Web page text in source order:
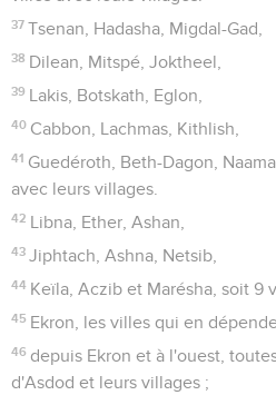
37 Tsenan, Hadasha, Migdal-Gad,
38 Dilean, Mitspé, Joktheel,
39 Lakis, Botskath, Eglon,
40 Cabbon, Lachmas, Kithlish,
41 Guedéroth, Beth-Dagon,
avec leurs villages.
42 Libna, Ether, Ashan,
43 Jiphtach, Ashna, Netsib,
44 Keïla, Aczib et Marésha, soit 9
45 Ekron, les villes qui en
46 depuis Ekron et à l'ouest,
d'Asdod et leurs villages ;